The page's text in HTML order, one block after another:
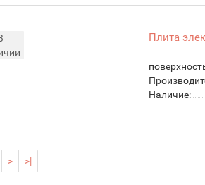
Плита
Наличие:
> >|